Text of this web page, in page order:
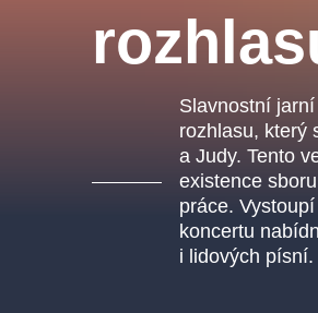
Slavnostní
rozhlasu, který
a Judy. Tento
existence
práce.
koncertu
i lidových
The